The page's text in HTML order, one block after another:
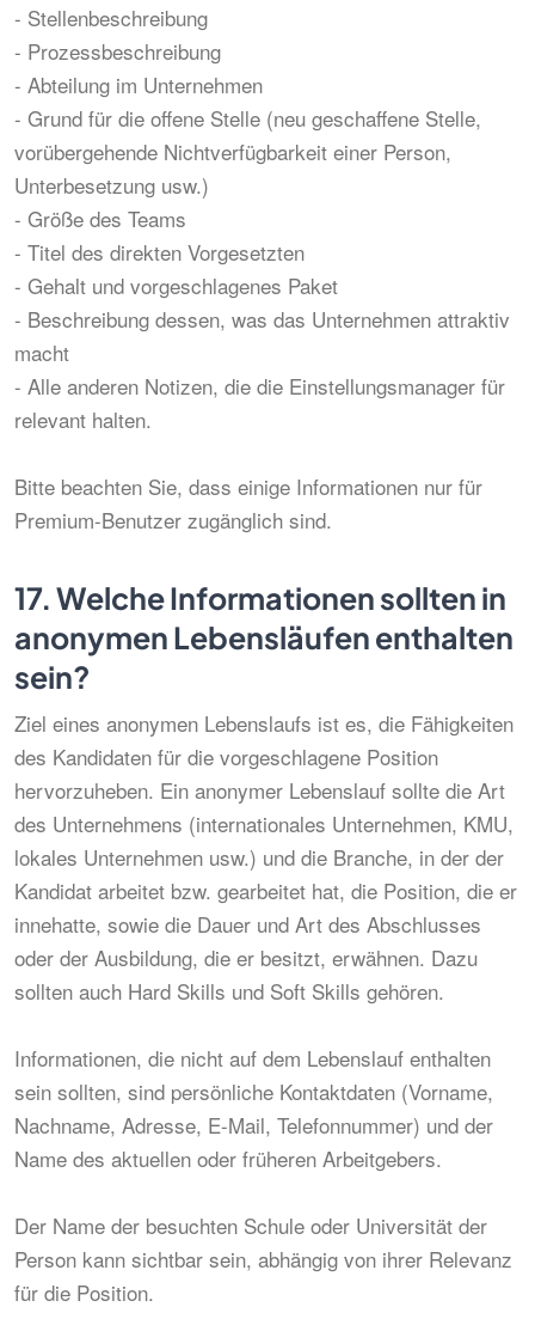
- Stellenbeschreibung
- Prozessbeschreibung
- Abteilung im Unternehmen
- Grund für die offene Stelle (neu geschaffene Stelle,
vorübergehende Nichtverfügbarkeit einer Person,
Unterbesetzung usw.)
- Größe des Teams
- Titel des direkten Vorgesetzten
- Gehalt und vorgeschlagenes Paket
- Beschreibung dessen, was das Unternehmen attraktiv
macht
- Alle anderen Notizen, die die Einstellungsmanager für
relevant halten.
Bitte beachten Sie, dass einige Informationen nur für
Premium-Benutzer zugänglich sind.
17.Welche Informationen sollten in
anonymen Lebensläufen enthalten
sein?
Ziel eines anonymen Lebenslaufs ist es, die Fähigkeiten
des Kandidaten für die vorgeschlagene Position
hervorzuheben. Ein anonymer Lebenslauf sollte die Art
des Unternehmens (internationales Unternehmen, KMU,
lokales Unternehmen usw.) und die Branche, in der der
Kandidat arbeitet bzw. gearbeitet hat, die Position, die er
innehatte, sowie die Dauer und Art des Abschlusses
oder der Ausbildung, die er besitzt, erwähnen. Dazu
sollten auch Hard Skills und Soft Skills gehören.
Informationen, die nicht auf dem Lebenslauf enthalten
sein sollten, sind persönliche Kontaktdaten (Vorname,
Nachname, Adresse, E-Mail, Telefonnummer) und der
Name des aktuellen oder früheren Arbeitgebers.
Der Name der besuchten Schule oder Universität der
Person kann sichtbar sein, abhängig von ihrer Relevanz
für die Position.